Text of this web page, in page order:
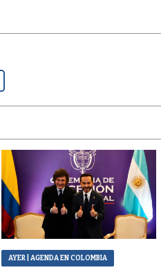
AYER | AGENDA EN COLOMBIA